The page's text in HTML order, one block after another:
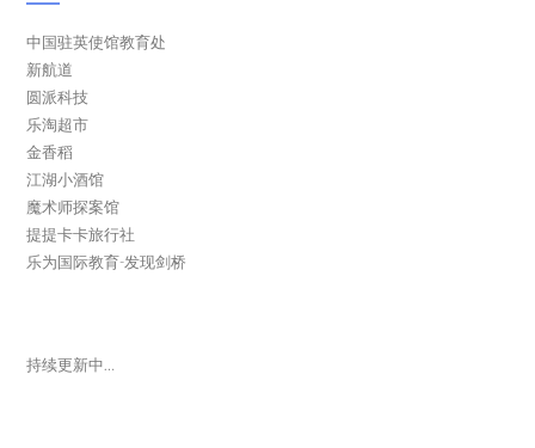
中国驻英使馆教育处
新航道
圆派科技
乐淘超市
金香稻
江湖小酒馆
魔术师探案馆
提提卡卡旅行社
乐为国际教育-发现剑桥
持续更新中…